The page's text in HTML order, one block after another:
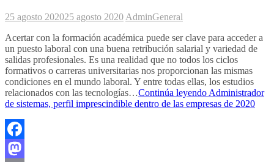
25 agosto 202025 agosto 2020AdminGeneral
Acertar con la formación académica puede ser clave para acceder a
un puesto laboral con una buena retribución salarial y variedad de
salidas profesionales. Es una realidad que no todos los ciclos
formativos o carreras universitarias nos proporcionan las mismas
condiciones en el mundo laboral. Y entre todas ellas, los estudios
relacionados con las tecnologías…Continúa leyendoAdministrador
de sistemas, perfil imprescindible dentro de las empresas de 2020
Facebook